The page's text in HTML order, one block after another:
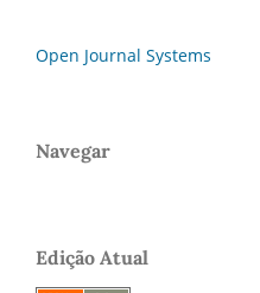
Open Journal Systems
Navegar
Edição Atual